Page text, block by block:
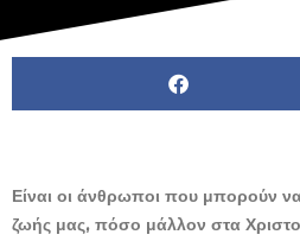
Είναι οι άνθρωποι που μπορούν
ζωής μας, πόσο μάλλον στα